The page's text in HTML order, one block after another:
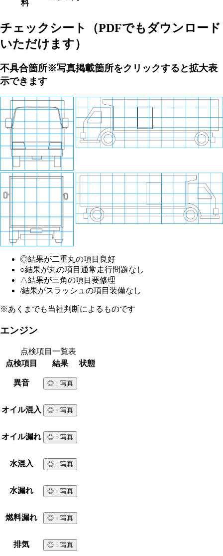
料
チェックシート
（PDFでもダウンロード
いただけます）
不具合箇所※写真掲載箇所をクリックすると拡大表
示できます
◎結果が二重丸の項目 良好
○結果が丸の項目 通常走行問題なし
△結果が三角の項目 要修理
/結果がスラッシュの項目 装備なし
※あくまでも当社判断によるものです
エンジン
点検項目一覧表
点検項目
結果 状態
異音 ◎ ：写真
オイル混入 ◎ ：写真
オイル漏れ ◎ ：写真
水混入 ◎ ：写真
水漏れ ◎ ：写真
燃料漏れ ◎ ：写真
排気 ◎ ：写真